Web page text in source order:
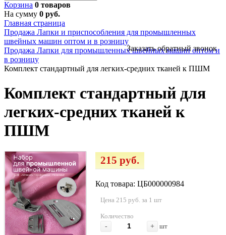
Корзина 0 товаров
На сумму 0 руб.
Заказать обратный звонок
Главная страница
Продажа Лапки и приспособления для промышленных
швейных машин оптом и в розницу
Продажа Лапки для промышленных швейных машин оптом и
в розницу
Комплект стандартный для легких-средних тканей к ПШМ
Комплект стандартный для
легких-средних тканей к
ПШМ
215 руб.
Код товара: ЦБ000000984
Цена 215 руб. за 1 шт
Количество
-
+ шт